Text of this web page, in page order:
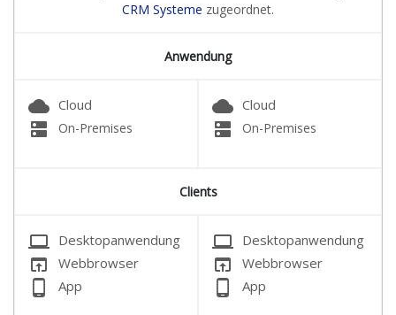
CRM Systeme zugeordnet.
Anwendung
cloud Cloud
dns On-Premises
cloud Cloud
dns On-Premises
Clients
laptop Desktopanwendung
open_in_browser Webbrowser
phone_android App
laptop Desktopanwendung
open_in_browser Webbrowser
phone_android App